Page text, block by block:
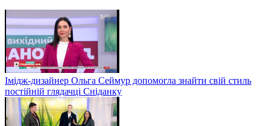
Імідж-дизайнер Ольга Сеймур допомогла знайти свій стиль
постійній глядачці Сніданку